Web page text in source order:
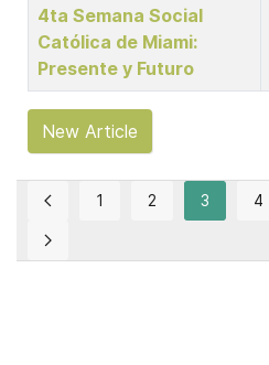
4ta Semana Social
Católica de Miami:
Presente y Futuro
New Article
1 2 3 4